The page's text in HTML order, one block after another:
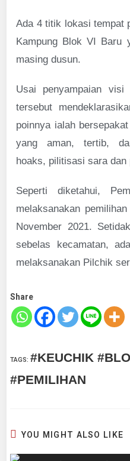
Ada 4 titik lokasi tempat
Kampung Blok VI Baru
masing dusun.
Usai penyampaian
tersebut
poinnya ialah
yang aman, tertib,
hoaks, pilitisasi sara dan
Seperti diketahui,
melaksanakan
November 2021.
sebelas kecamatan,
melaksanakan Pilchik
Share
TAGS:#KEUCHIK
#PEMILIHAN
YOU MIGHT ALSO LIKE